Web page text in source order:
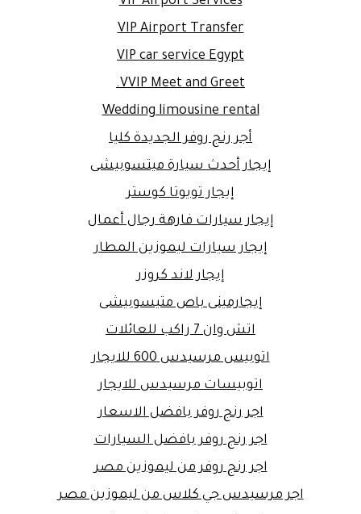
VIP Airport Transfer
VIP car service Egypt
VVIP Meet and Greet.
Wedding limousine rental
أجر رنج روفر الجديدة كليا
إيجار أحدث سيارة ميتسوبيشى
إيجار تويوتا كوستر
إيجار سيارات فارهة رجال أعمال
إيجار سيارات ليموزين المطار
إيجار لاند كروزر
إيجارمينى باص متيسوبيشى
اتش وان 7 راكب للعائلات
اتوبيس مرسيدس 600 للايجار
اتوبيسات مرسيدس للايجار
اجر رنج روفر بافضل الاسعار
اجر رنج روفر بافضل السيارات
اجر رنج روفر من ليموزين مصر
اجر مرسيدس جي كلاس من ليموزين مصر